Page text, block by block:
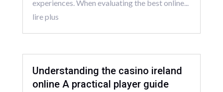
experiences. When evaluating the best online...
lire plus
Understanding the casino ireland
online A practical player guide